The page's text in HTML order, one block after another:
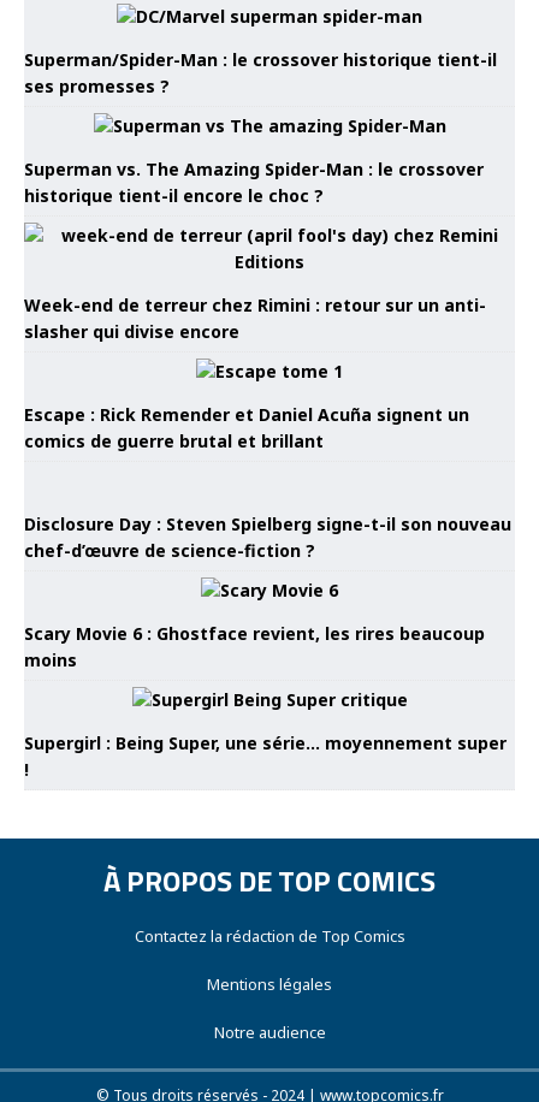
Superman/Spider-Man : le crossover historique tient-il
ses promesses ?
Superman vs. The Amazing Spider-Man : le crossover
historique tient-il encore le choc ?
Week-end de terreur chez Rimini : retour sur un anti-
slasher qui divise encore
Escape : Rick Remender et Daniel Acuña signent un
comics de guerre brutal et brillant
Disclosure Day : Steven Spielberg signe-t-il son nouveau
chef-d’œuvre de science-fiction ?
Scary Movie 6 : Ghostface revient, les rires beaucoup
moins
Supergirl : Being Super, une série… moyennement super
!
À PROPOS DE TOP COMICS
Contactez la rédaction de Top Comics
Mentions légales
Notre audience
© Tous droits réservés - 2024 | www.topcomics.fr